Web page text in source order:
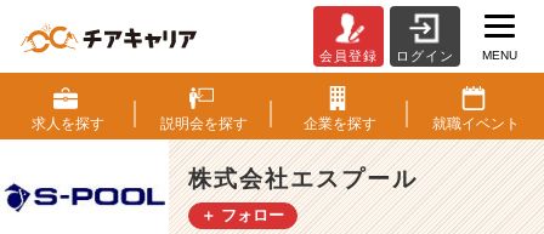
風
を
知
る！
【株
式
会員登録 ログイン MENU
求人を探す 説明会を探す 企業を探す 就職イベント
株式会社エスプール
＋ フォロー